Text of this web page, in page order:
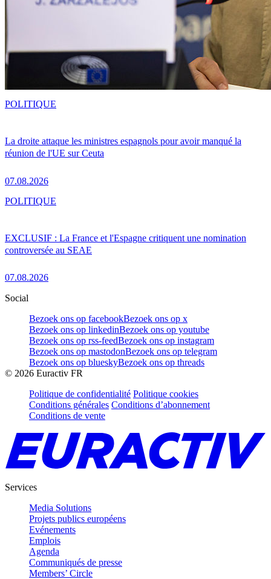
La droite attaque les ministres espagnols pour avoir manqué la
réunion de l'UE sur Ceuta
07.08.2026
POLITIQUE
EXCLUSIF : La France et l'Espagne critiquent une nomination
controversée au SEAE
07.08.2026
POLITIQUE
Social
Bezoek ons op facebookBezoek ons op x
Bezoek ons op linkedinBezoek ons op youtube
Bezoek ons op rss-feedBezoek ons op instagram
Bezoek ons op mastodonBezoek ons op telegram
Bezoek ons op blueskyBezoek ons op threads
© 2026 Euractiv FR
Politique de confidentialité Politique cookies
Conditions générales Conditions d’abonnement
Conditions de vente
Services
Media Solutions
Projets publics européens
Evénements
Emplois
Agenda
Communiqués de presse
Members’ Circle